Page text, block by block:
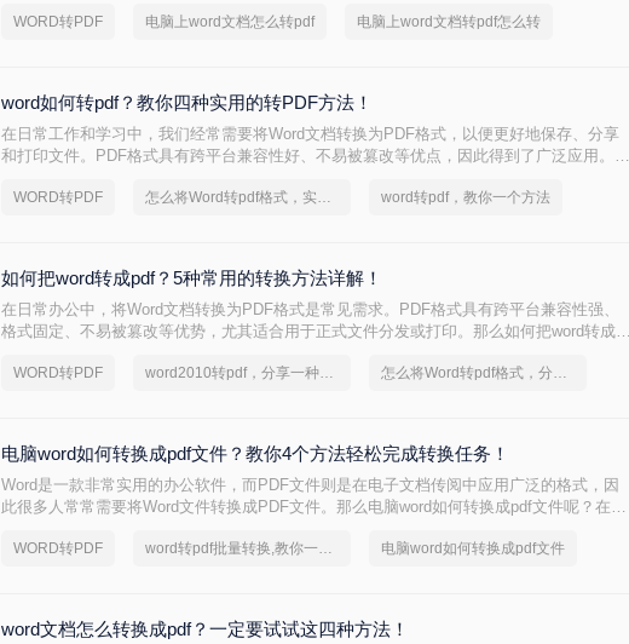
WORD转PDF 电脑上word文档怎么转pdf 电脑上word文档转pdf怎么转
word如何转pdf？教你四种实用的转PDF方法！
在日常工作和学习中，我们经常需要将Word文档转换为PDF格式，以便更好地保存、分享
和打印文件。PDF格式具有跨平台兼容性好、不易被篡改等优点，因此得到了广泛应用。那
格式的转换。
WORD转PDF 怎么将Word转pdf格式，实用的方法来了 word转pdf，教你一个方法
如何把word转成pdf？5种常用的转换方法详解！
在日常办公中，将Word文档转换为PDF格式是常见需求。PDF格式具有跨平台兼容性强、
格式固定、不易被篡改等优势，尤其适合用于正式文件分发或打印。那么如何把word转成
WORD转PDF word2010转pdf，分享一种简单的方法 怎么将Word转pdf格式，分享一种简单的方法
电脑word如何转换成pdf文件？教你4个方法轻松完成转换任务！
Word是一款非常实用的办公软件，而PDF文件则是在电子文档传阅中应用广泛的格式，因
此很多人常常需要将Word文件转换成PDF文件。那么电脑word如何转换成pdf文件呢？在本
式。
WORD转PDF word转pdf批量转换,教你一招轻松找回 电脑word如何转换成pdf文件
word文档怎么转换成pdf？一定要试试这四种方法！